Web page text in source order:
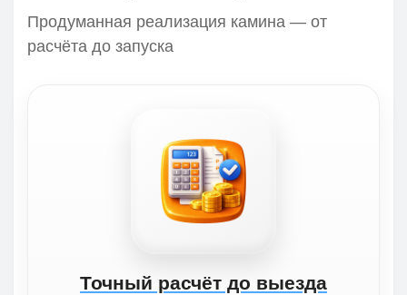
Продуманная реализация камина — от
расчёта до запуска
Точный расчёт до выезда